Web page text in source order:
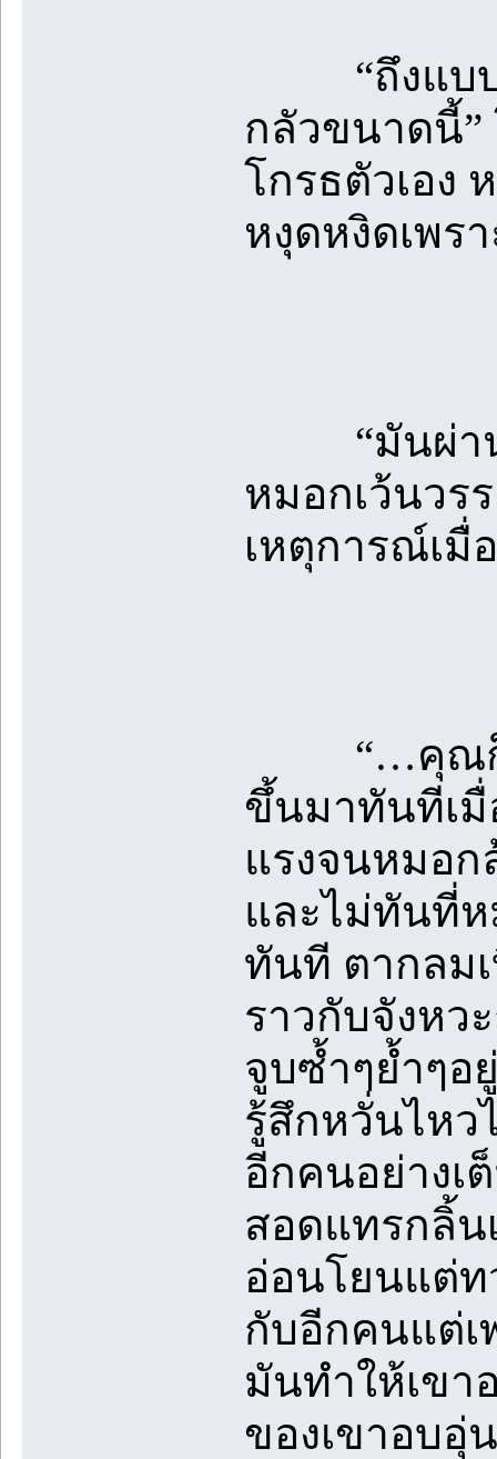
“ถึงแบบนั้
กลัวขนาดนี้”
โกรธตัวเอง
หงุดหงิดเพร
“มันผ่านม
หมอกเว้นวร
เหตุการณ์เมื่
“…คุณก็…เ
ขึ้นมาทันทีเ
แรงจนหมอก
และไม่ทันที่ห
ทันที ตากลม
ราวกับจังหว
จูบซ้ำๆย้ำๆ
รู้สึกหวั่นไหว
อีกคนอย่างเ
สอดแทรกลิ้น
อ่อนโยนแต่ท
กับอีกคนแต่เ
มันทำให้เข
ของเขาอบ